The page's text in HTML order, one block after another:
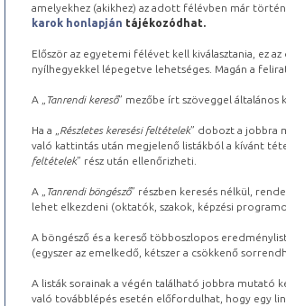
amelyekhez (akikhez) az adott félévben már
karok honlapján tájékozódhat.
Először az egyetemi félévet kell kiválasztania, ez az
nyílhegyekkel lépegetve lehetséges. Magán a
A „ Tanrendi kereső” mezőbe írt szöveggel általános
Ha a „ Részletes keresési feltételek” dobozt a jobbra
való kattintás után megjelenő listákból a kívánt
feltételek” rész után ellenőrizheti.
A „ Tanrendi böngésző” részben keresés nélkül,
lehet elkezdeni (oktatók, szakok, képzési
A böngésző és a kereső többoszlopos
(egyszer az emelkedő, kétszer a csökkenő
A listák sorainak a végén található jobbra mutató
való továbblépés esetén előfordulhat, hogy egy